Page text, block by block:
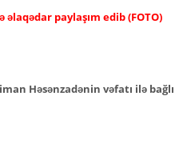
paylaşım edib (FOTO)
Həsənzadənin vəfatı ilə bağlı